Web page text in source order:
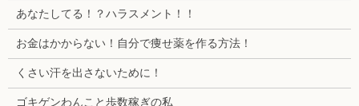
あなたしてる！？ハラスメント！！
お金はかからない！自分で痩せ薬を作る方法！
くさい汗を出さないために！
ゴキゲンわんこと歩数稼ぎの私